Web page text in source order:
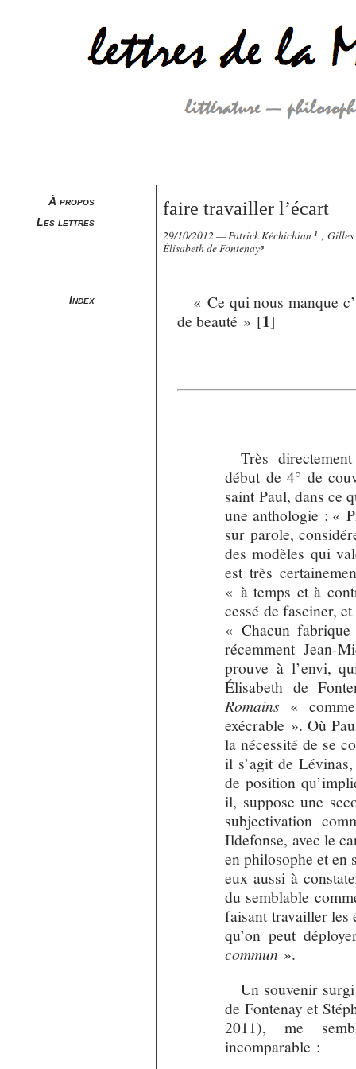
À propos
Les lettres
Index
faire travailler l’écart
29/10/2012 — Patrick Kéchichian¹ ; Gilles
Élisabeth de Fontenay⁵
« Ce qui nous manque
de beauté » [1]
Très
début de 4° de
saint Paul, dans ce
une anthologie : «
sur parole,
des modèles qui
est très
« à temps et à
cessé de fasciner,
« Chacun
récemment Jean-
prouve à l’envi,
Élisabeth de
Romains «
exécrable ». Où
la nécessité de se
il s’agit de
de position
il, suppose une
subjectivation
Ildefonse, avec le
en philosophe et en
eux aussi à
du semblable
faisant travailler les
qu’on peut
commun ».
Un souvenir
de Fontenay et
2011), me
incomparable :